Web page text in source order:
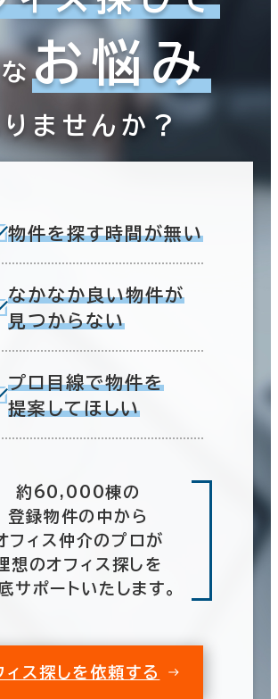
お悩み
りませんか？
物件を探す時間が無い
なかなか良い物件が
見つからない
プロ目線で物件を
提案してほしい
約60,000棟の
登録物件の中から
フィス仲介のプロが
想のオフィス探しを
サポートいたします。
ィス探しを依頼する